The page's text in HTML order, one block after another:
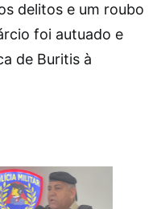
delitos e um roubo
foi autuado e
de Buritis à